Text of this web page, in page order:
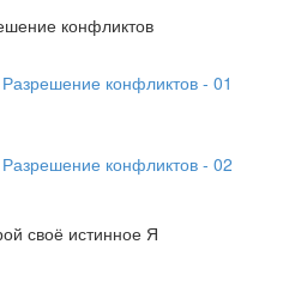
конфликтов
конфликтов - 01
конфликтов - 02
своё истинное Я